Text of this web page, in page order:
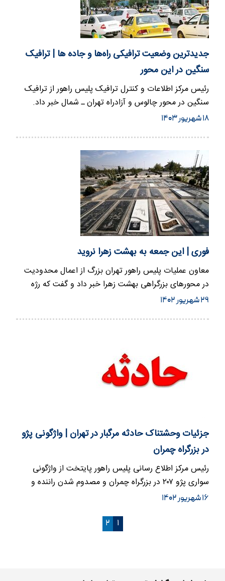
جدیدترین وضعیت ترافیکی راه‌ها و جاده ها | ترافیک
سنگین در این محور
رئیس مرکز اطلاعات و کنترل ترافیک پلیس راهور از ترافیک
سنگین در محور چالوس و آزادراه تهران ـ شمال خبر داد.
۱۸ شهریور ۱۴۰۳
فوری | این جمعه به بهشت زهرا نروید
معاون عملیات پلیس راهور تهران بزرگ از اعمال محدودیت
در محورهای بزرگراهی بهشت زهرا خبر داد و گفت که رژه
نیروهای مسلح…
۲۹ شهریور ۱۴۰۲
جزئیات وحشتناک حادثه مرگبار در تهران | واژگونی پژو
در بزرگراه چمران
رئیس مرکز اطلاع رسانی پلیس راهور پایتخت از واژگونی
سواری پژو ۲۰۷ در بزرگراه چمران و مصدوم شدن راننده و
سرنشین آن خبر دا…
۱۶ شهریور ۱۴۰۲
۱ ۲